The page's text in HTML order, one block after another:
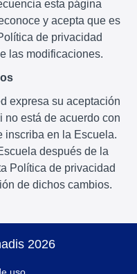
esta página
y acepta que es
de privacidad
las modificaciones.
expresa su aceptación
está de acuerdo con
inscriba en la Escuela.
después de la
Política de privacidad
de dichos cambios.
2026